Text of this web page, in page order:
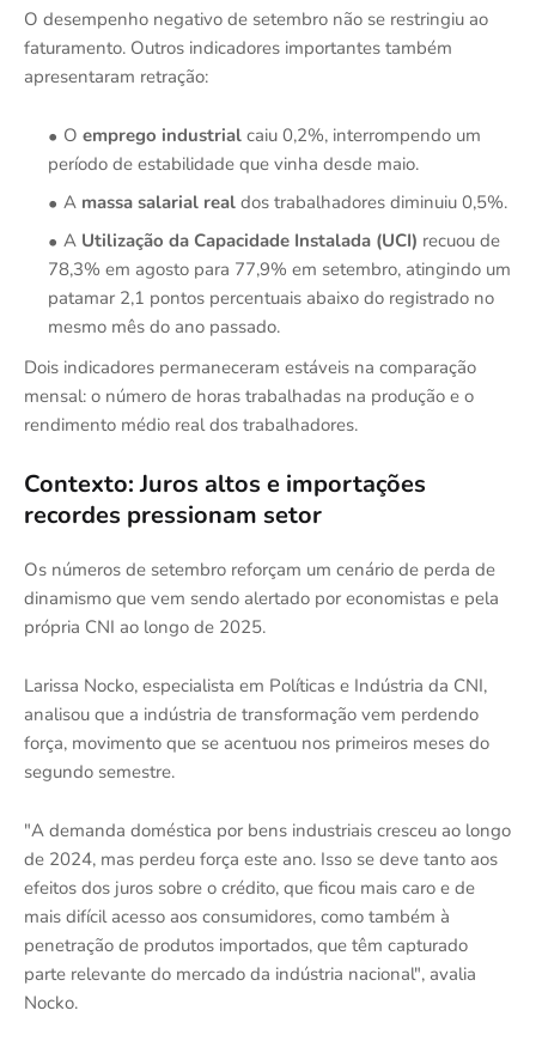
O desempenho negativo de setembro não se restringiu ao
faturamento. Outros indicadores importantes também
apresentaram retração:
O emprego industrial caiu 0,2%, interrompendo um
período de estabilidade que vinha desde maio.
A massa salarial real dos trabalhadores diminuiu 0,5%.
A Utilização da Capacidade Instalada (UCI) recuou de
78,3% em agosto para 77,9% em setembro, atingindo um
patamar 2,1 pontos percentuais abaixo do registrado no
mesmo mês do ano passado.
Dois indicadores permaneceram estáveis na comparação
mensal: o número de horas trabalhadas na produção e o
rendimento médio real dos trabalhadores.
Contexto: Juros altos e importações
recordes pressionam setor
Os números de setembro reforçam um cenário de perda de
dinamismo que vem sendo alertado por economistas e pela
própria CNI ao longo de 2025.
Larissa Nocko, especialista em Políticas e Indústria da CNI,
analisou que a indústria de transformação vem perdendo
força, movimento que se acentuou nos primeiros meses do
segundo semestre.
"A demanda doméstica por bens industriais cresceu ao longo
de 2024, mas perdeu força este ano. Isso se deve tanto aos
efeitos dos juros sobre o crédito, que ficou mais caro e de
mais difícil acesso aos consumidores, como também à
penetração de produtos importados, que têm capturado
parte relevante do mercado da indústria nacional", avalia
Nocko.